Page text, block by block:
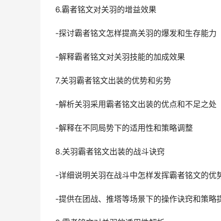
6.霸者铭文对关羽的增益效果
-探讨霸者铭文怎样提高关羽的爆发和生存能力
-解释霸者铭文对关羽技能的加成效果
7.关羽霸者铭文出装的优势和劣势
-解析关羽采用霸者铭文出装的优点和不足之处
-解释在不同局势下的适用性和策略调整
8.关羽霸者铭文出装的战斗诀窍
-详细说明关羽在战斗中怎样发挥霸者铭文的优
-提供在团战、推塔等场景下的操作诀窍和策略